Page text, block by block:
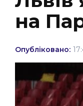
Втрачений
(відеоверсія)
на
Опубліковано: